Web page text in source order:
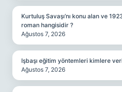
Kurtuluş Savaşı’nı konu alan ve
roman hangisidir ?
Ağustos 7, 2026
Işbaşı eğitim yöntemleri kimlere
Ağustos 7, 2026